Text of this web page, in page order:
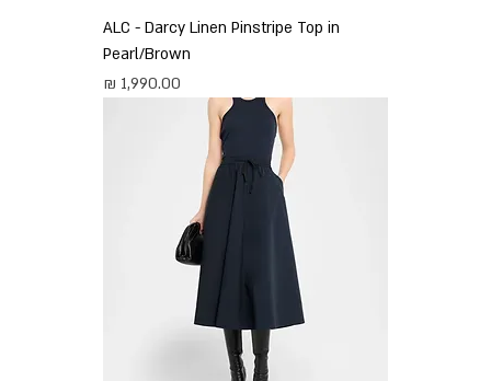
ALC - Darcy Linen Pinstripe Top in
Pearl/Brown
מחיר